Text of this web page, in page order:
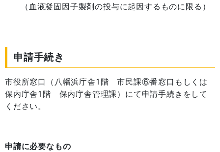
（血液凝固因子製剤の投与に起因するものに限る）
申請手続き
市役所窓口（八幡浜庁舎1階 市民課⑥番窓口もしくは
保内庁舎1階 保内庁舎管理課）にて申請手続きをして
ください。
申請に必要なもの